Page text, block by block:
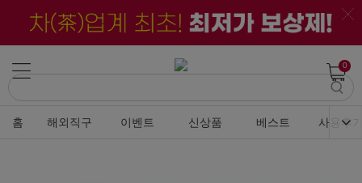
0
홈 해외직구 이벤트 신상품 베스트 사용후